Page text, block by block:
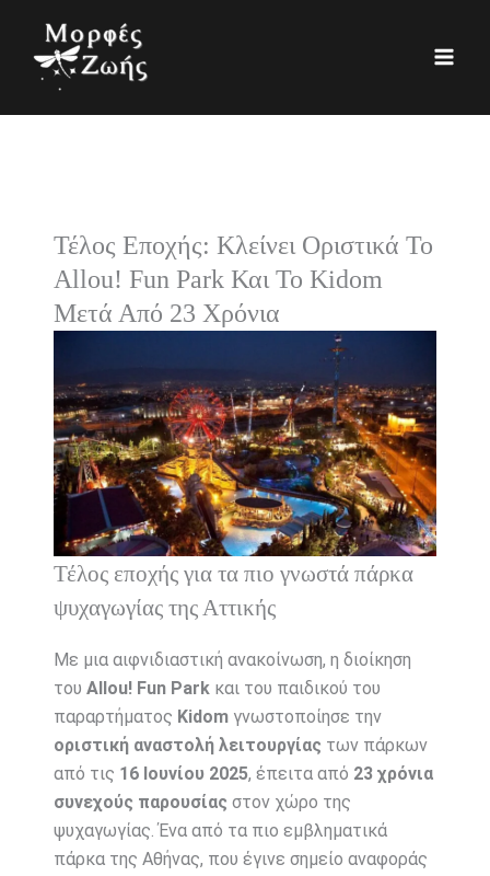
περιεχόμενο
Τέλος Εποχής: Κλείνει Οριστικά Το
Allou! Fun Park Και Το Kidom
Μετά Από 23 Χρόνια
Τέλος εποχής για τα πιο γνωστά πάρκα
ψυχαγωγίας της Αττικής
Με μια αιφνιδιαστική ανακοίνωση, η διοίκηση
του Allou! Fun Parkκαι του παιδικού του
παραρτήματος Kidomγνωστοποίησε την
οριστική αναστολή λειτουργίας των πάρκων
από τις 16 Ιουνίου 2025, έπειτα από 23 χρόνια
συνεχούς παρουσίας στον χώρο της
ψυχαγωγίας. Ένα από τα πιο εμβληματικά
πάρκα της Αθήνας, που έγινε σημείο αναφοράς
α
η
σ
ο